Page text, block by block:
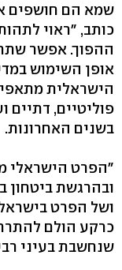
שמא הם חושפים
כותב, "ראוי
ההפוך. אפשר
אופן השימוש
הישראלית
פוליטיים, דתיים
בשנים האחרונות.
"הפרט הישראלי
ובהרגשת
ושל הפרט
כרקע הולם
שנחשבת בעיני